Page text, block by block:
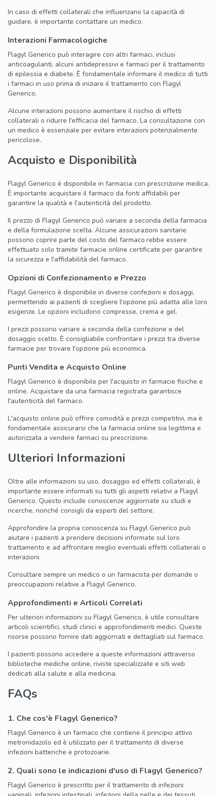
In caso di effetti collaterali che influenzano la capacità di
guidare, è importante contattare un medico.
Interazioni Farmacologiche
Flagyl Generico può interagire con altri farmaci, inclusi
anticoagulanti, alcuni antidepressivi e farmaci per il trattamento
di epilessia e diabete. È fondamentale informare il medico di tutti
i farmaci in uso prima di iniziare il trattamento con Flagyl
Generico.
Alcune interazioni possono aumentare il rischio di effetti
collaterali o ridurre l'efficacia del farmaco. La consultazione con
un medico è essenziale per evitare interazioni potenzialmente
pericolose.
Acquisto e Disponibilità
Flagyl Generico è disponibile in farmacia con prescrizione medica.
È importante acquistare il farmaco da fonti affidabili per
garantire la qualità e l'autenticità del prodotto.
Il prezzo di Flagyl Generico può variare a seconda della farmacia
e della formulazione scelta. Alcune assicurazioni sanitarie
possono coprire parte del costo del farmaco.rebbe essere
effettuato solo tramite farmacie online certificate per garantire
la sicurezza e l'affidabilità del farmaco.
Opzioni di Confezionamento e Prezzo
Flagyl Generico è disponibile in diverse confezioni e dosaggi,
permettendo ai pazienti di scegliere l'opzione più adatta alle loro
esigenze. Le opzioni includono compresse, crema e gel.
I prezzi possono variare a seconda della confezione e del
dosaggio scelto. È consigliabile confrontare i prezzi tra diverse
farmacie per trovare l'opzione più economica.
Punti Vendita e Acquisto Online
Flagyl Generico è disponibile per l'acquisto in farmacie fisiche e
online. Acquistare da una farmacia registrata garantisce
l'autenticità del farmaco.
L'acquisto online può offrire comodità e prezzi competitivi, ma è
fondamentale assicurarsi che la farmacia online sia legittima e
autorizzata a vendere farmaci su prescrizione.
Ulteriori Informazioni
Oltre alle informazioni su uso, dosaggio ed effetti collaterali, è
importante essere informati su tutti gli aspetti relativi a Flagyl
Generico. Questo include conoscenze aggiornate su studi e
ricerche, nonché consigli da esperti del settore.
Approfondire la propria conoscenza su Flagyl Generico può
aiutare i pazienti a prendere decisioni informate sul loro
trattamento e ad affrontare meglio eventuali effetti collaterali o
interazioni.
Consultare sempre un medico o un farmacista per domande o
preoccupazioni relative a Flagyl Generico.
Approfondimenti e Articoli Correlati
Per ulteriori informazioni su Flagyl Generico, è utile consultare
articoli scientifici, studi clinici e approfondimenti medici. Queste
risorse possono fornire dati aggiornati e dettagliati sul farmaco.
I pazienti possono accedere a queste informazioni attraverso
biblioteche mediche online, riviste specializzate e siti web
dedicati alla salute e alla medicina.
FAQs
1. Che cos'è Flagyl Generico?
Flagyl Generico è un farmaco che contiene il principio attivo
metronidazolo ed è utilizzato per il trattamento di diverse
infezioni batteriche e protozoarie.
2. Quali sono le indicazioni d'uso di Flagyl Generico?
Flagyl Generico è prescritto per il trattamento di infezioni